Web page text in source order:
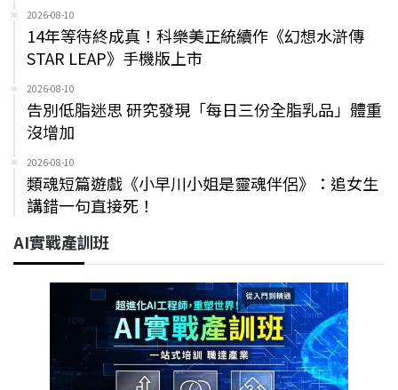
2026-08-10
14年等待終成真！科樂美正統續作《幻想水滸傳
STAR LEAP》手機版上市
2026-08-10
告別低脂迷思 研究發現「每日三份全脂乳品」體重
沒增加
2026-08-10
類魂短篇遊戲《小早川小姐是靈魂伴侶》：追女生
講錯一句直接死！
AI實戰產訓班